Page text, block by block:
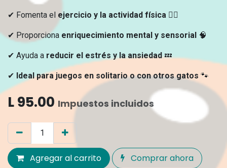
✔ Fomenta el ejercicio y la actividad física 🏃‍♂️
✔ Proporciona enriquecimiento mental y sensorial 🧠
✔ Ayuda a reducir el estrés y la ansiedad💤
✔ Ideal para juegos en solitario o con otros gatos 🐾
L95.00 Impuestos incluidos
Agregar al carrito Comprar ahora